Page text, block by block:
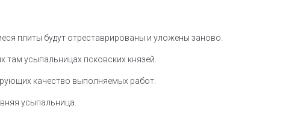
плиты будут отреставрированы и уложены заново.
усыпальницах псковских князей.
качество выполняемых работ.
усыпальница.